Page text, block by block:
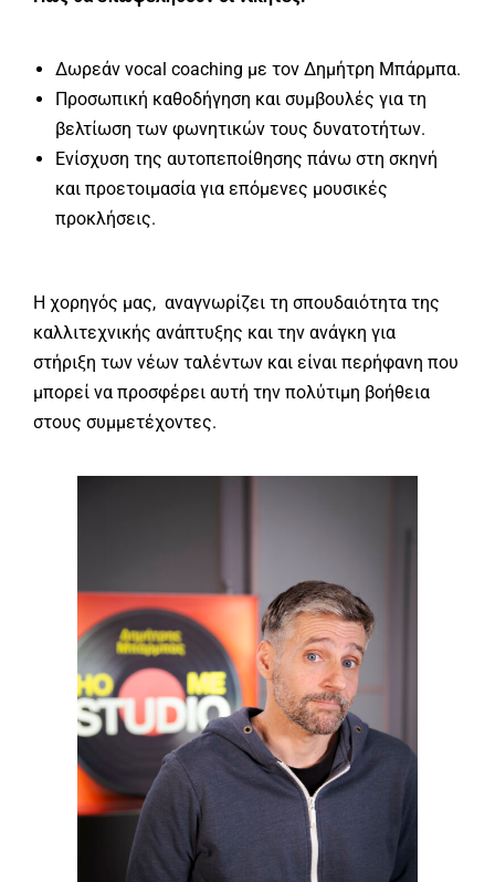
Δωρεάν vocal coaching με τον Δημήτρη Μπάρμπα.
Προσωπική καθοδήγηση και συμβουλές για τη
βελτίωση των φωνητικών τους δυνατοτήτων.
Ενίσχυση της αυτοπεποίθησης πάνω στη σκηνή
και προετοιμασία για επόμενες μουσικές
προκλήσεις.
Η χορηγός μας, αναγνωρίζει τη σπουδαιότητα της
καλλιτεχνικής ανάπτυξης και την ανάγκη για
στήριξη των νέων ταλέντων και είναι περήφανη που
μπορεί να προσφέρει αυτή την πολύτιμη βοήθεια
στους συμμετέχοντες.